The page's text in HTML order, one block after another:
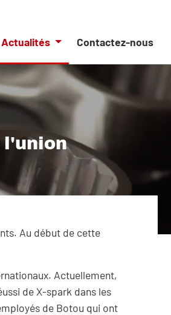
Actualités Contactez-nous
l'union
Au début de cette
Actuellement,
de X-spark dans les
de Botou qui ont